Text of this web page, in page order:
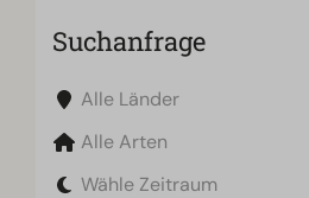
Suchanfrage
Alle Länder
Alle Arten
Wähle Zeitraum